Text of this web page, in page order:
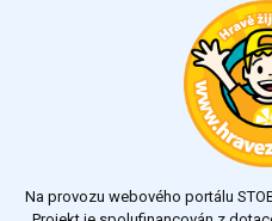
Výsledky
Na provozu webového portálu